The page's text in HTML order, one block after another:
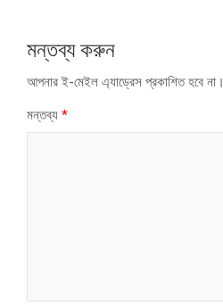
মন্তব্য করুন
আপনার ই-মেইল এ্যাড্রেস প্রকাশিত হবে না।
মন্তব্য *